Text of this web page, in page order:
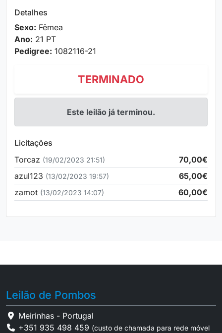
Detalhes
Sexo: Fêmea
Ano: 21 PT
Pedigree: 1082116-21
TERMINADO
Este leilão já terminou.
Licitações
Torcaz (19/02/2023 21:51)
70,00€
azul123 (13/02/2023 19:57)
65,00€
zamot (13/02/2023 14:07) 60,00€
Leilão de Pombos
Meirinhas - Portugal
+351 935 498 459 (custo de chamada para rede móvel